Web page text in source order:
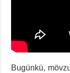
Bugünkü,